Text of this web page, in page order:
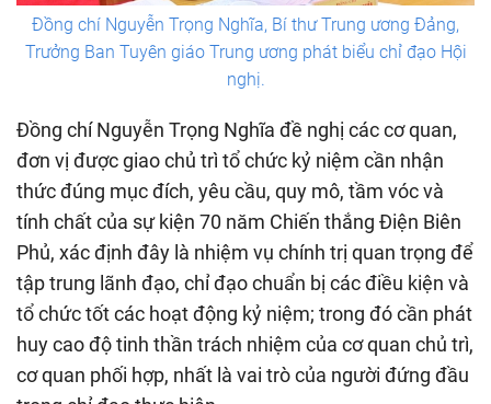
Đồng chí Nguyễn Trọng Nghĩa, Bí thư Trung ương Đảng,
Trưởng Ban Tuyên giáo Trung ương phát biểu chỉ đạo Hội
nghị.
Đồng chí Nguyễn Trọng Nghĩa đề nghị các cơ quan,
đơn vị được giao chủ trì tổ chức kỷ niệm cần nhận
thức đúng mục đích, yêu cầu, quy mô, tầm vóc và
tính chất của sự kiện 70 năm Chiến thắng Điện Biên
Phủ, xác định đây là nhiệm vụ chính trị quan trọng để
tập trung lãnh đạo, chỉ đạo chuẩn bị các điều kiện và
tổ chức tốt các hoạt động kỷ niệm; trong đó cần phát
huy cao độ tinh thần trách nhiệm của cơ quan chủ trì,
cơ quan phối hợp, nhất là vai trò của người đứng đầu